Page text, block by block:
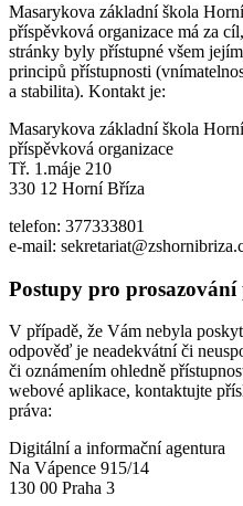
Masarykova základní škola
příspěvková organizace má za
stránky byly přístupné všem
principů přístupnosti
a stabilita). Kontakt je:
Masarykova základní škola
příspěvková organizace
Tř. 1.máje 210
330 12 Horní Bříza
telefon: 377333801
e-mail:
Postupy pro prosazování
V případě, že Vám nebyla
odpověď je neadekvátní či
či oznámením ohledně
webové aplikace, kontaktujte
práva:
Digitální a informační agentura
Na Vápence 915/14
130 00 Praha 3